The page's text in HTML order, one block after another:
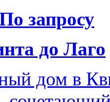
запросу
до Лаго
дом в